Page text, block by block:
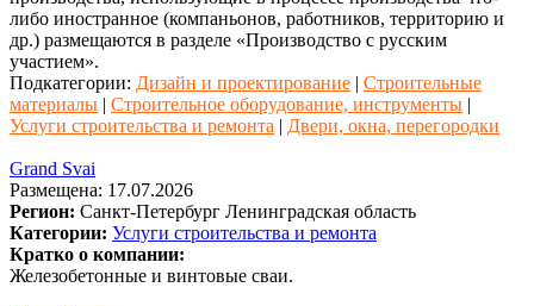
либо иностранное (компаньонов, работников, территорию и
др.) размещаются в разделе «Производство с русским
участием».
Подкатегории: Дизайн и проектирование | Строительные
материалы | Строительное оборудование, инструменты |
Услуги строительства и ремонта | Двери, окна, перегородки
Grand Svai
Размещена: 17.07.2026
Регион: Санкт-Петербург Ленинградская область
Категории: Услуги строительства и ремонта
Кратко о компании:
Железобетонные и винтовые сваи.